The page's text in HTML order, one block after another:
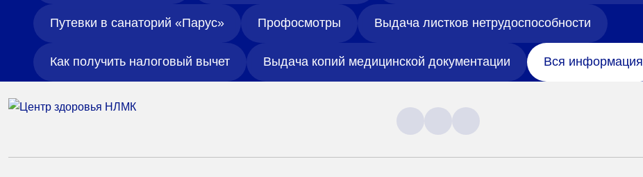
Путевки в санаторий «Парус» Профосмотры Выдача листков нетрудоспособности
Как получить налоговый вычет Выдача копий медицинской документации Вся информация